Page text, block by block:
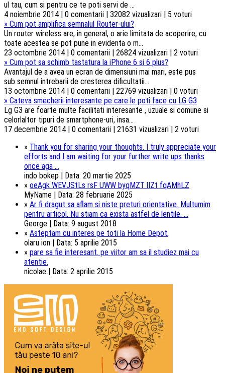
ul tau, cum si pentru ce te poti servi de ...
4 noiembrie 2014 | 0 comentarii | 32082 vizualizari | 5 voturi
» Cum pot amplifica semnalul Router-ului?
Un router wireless are, in general, o arie limitata de acoperire, cu
toate acestea se pot pune in evidenta o m...
23 octombrie 2014 | 0 comentarii | 26824 vizualizari | 2 voturi
» Cum pot sa schimb tastatura la iPhone 6 si 6 plus?
Avantajul de a avea un ecran de dimensiuni mai mari, este pus
sub semnul intrebarii de cresterea dificultatii...
13 octombrie 2014 | 0 comentarii | 22769 vizualizari | 0 voturi
» Cateva smecherii interesante pe care le poti face cu LG G3
Lg G3 are foarte multe facilitati interesante , uzuale si comune si
celorlaltor tipuri de smartphone-uri, insa...
17 decembrie 2014 | 0 comentarii | 21631 vizualizari | 2 voturi
» Thank you for sharing your thoughts. I truly appreciate your
efforts and I am waiting for your further write ups thanks
once aga ...
indo bokep | Data: 20 martie 2025
» oeAgk WEVJStLs rsF UWW byqMZT lIZt fqAMhLZ
MyName | Data: 28 februarie 2025
» Ar fi dragut sa aflam si niste preturi orientative. Multumim
pentru articol. Nu stiam ca exista astfel de lentile. ...
George | Data: 9 august 2018
» Asteptam cu interes pe toti la Home Depot,
olaru ion | Data: 5 aprilie 2015
» pare sa fie interesant. pe viitor am sa il studiez mai cu
atentie.
nicolae | Data: 2 aprilie 2015